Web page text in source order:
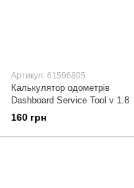
Артикул: 61596805
Калькулятор одометрів
Dashboard Service Tool v 1.8
160 грн